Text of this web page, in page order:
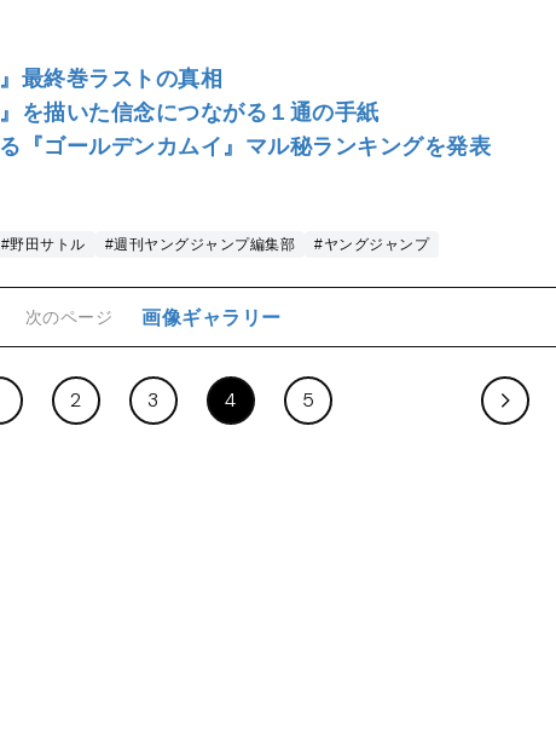
最終巻ラストの真相
を描いた信念につながる１通の手紙
『ゴールデンカムイ』マル秘ランキングを発表
#野田サトル #週刊ヤングジャンプ編集部 #ヤングジャンプ
次のページ 画像ギャラリー
2 3 4 5